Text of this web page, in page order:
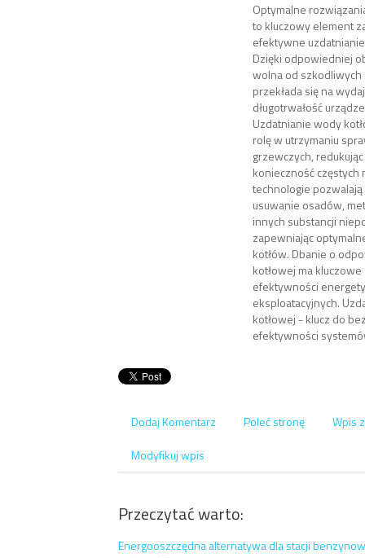
Optymalne
to kluczowy element
efektywne
Dzięki odpowiedniej
wolna od szkodliwych
przekłada się na
długotrwałość
Uzdatnianie wody
rolę w utrzymaniu
grzewczych,
konieczność częstych
technologie
usuwanie osadów,
innych substancji
zapewniając
kotłów. Dbanie o
kotłowej ma
efektywności
eksploatacyjnych.
kotłowej - klucz do
efektywności
Dodaj Komentarz Poleć stronę
Wpis
Modyfikuj wpis
Przeczytać warto:
Energooszczędna alternatywa dla stacji